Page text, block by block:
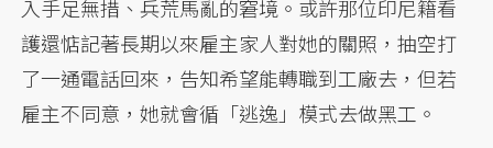
入手足無措、兵荒馬亂的窘境。或許那位印尼籍看
護還惦記著長期以來雇主家人對她的關照，抽空打
了一通電話回來，告知希望能轉職到工廠去，但若
雇主不同意，她就會循「逃逸」模式去做黑工。